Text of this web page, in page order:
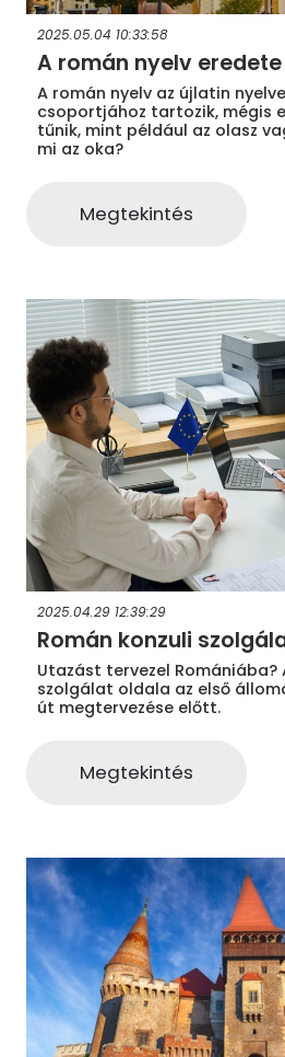
2025.05.04 10:33:58
A román nyelv eredete
A román nyelv az újlatin
csoportjához tartozik, mégis
tűnik, mint például az olasz
mi az oka?
Megtekintés
2025.04.29 12:39:29
Román konzuli
Utazást tervezel Romániába?
szolgálat oldala az első
út megtervezése előtt.
Megtekintés